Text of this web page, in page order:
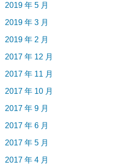
2019 年 5 月
2019 年 3 月
2019 年 2 月
2017 年 12 月
2017 年 11 月
2017 年 10 月
2017 年 9 月
2017 年 6 月
2017 年 5 月
2017 年 4 月